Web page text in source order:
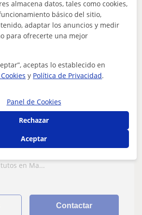
15€
Paco
básicas
Master del profesorado, con
Física y
Industrial con Master en Formación
en Ma...
Contactar
almacena datos, tales como cookies,
básico del sitio,
adaptar los anuncios y medir
para ofrecerte una mejor
aceptas lo establecido en
y Política de Privacidad.
Panel de Cookies
Rechazar
Aceptar